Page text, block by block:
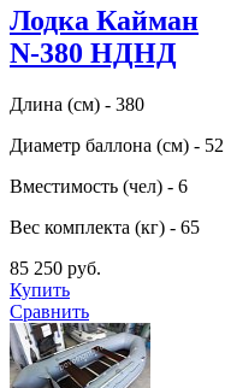
Лодка Кайман
N-380 НДНД
Длина (см) - 380
Диаметр баллона (см) - 52
Вместимость (чел) - 6
Вес комплекта (кг) - 65
85 250 руб.
Купить
Сравнить